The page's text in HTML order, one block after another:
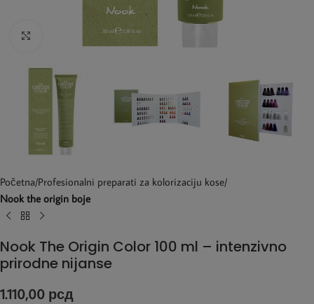
Kliknite za uvećanje
Početna Profesionalni preparati za kolorizaciju kose
Nook the origin boje
Nook The Origin Color 100 ml – intenzivno
prirodne nijanse
1.110,00 рсд